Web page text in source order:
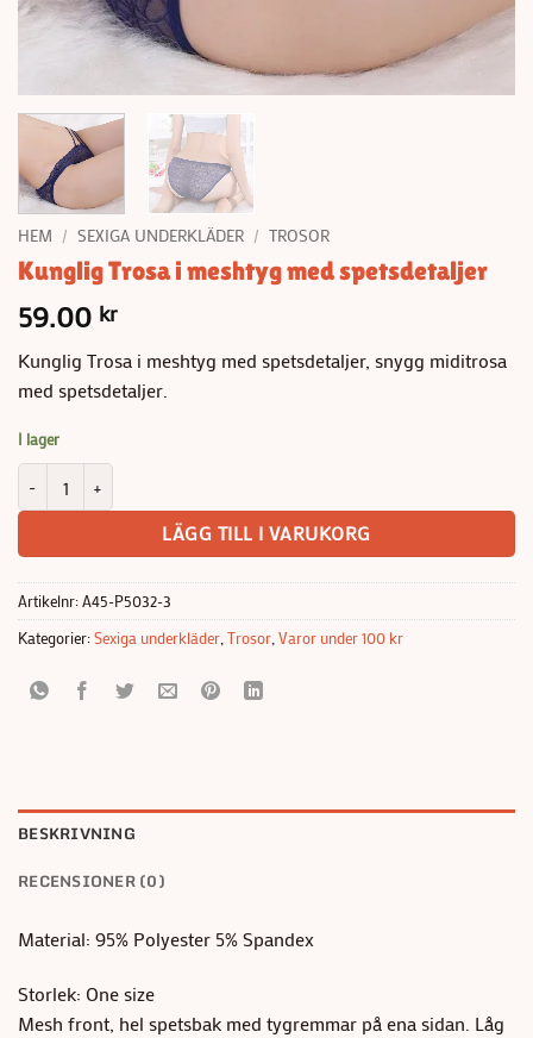
HEM / SEXIGA UNDERKLÄDER / TROSOR
Kunglig Trosa i meshtyg med spetsdetaljer
59.00 kr
Kunglig Trosa i meshtyg med spetsdetaljer, snygg miditrosa
med spetsdetaljer.
I lager
LÄGG TILL I VARUKORG
Artikelnr:A45-P5032-3
Kategorier:Sexiga underkläder,Trosor,Varor under 100 kr
BESKRIVNING
RECENSIONER (0)
Material: 95% Polyester 5% Spandex
Storlek: One size
Mesh front, hel spetsbak med tygremmar på ena sidan. Låg